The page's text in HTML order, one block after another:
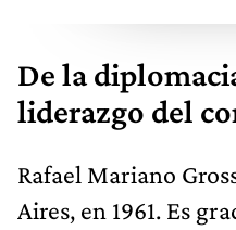
De la
liderazgo del
Rafael Mariano
Aires, en 1961. Es